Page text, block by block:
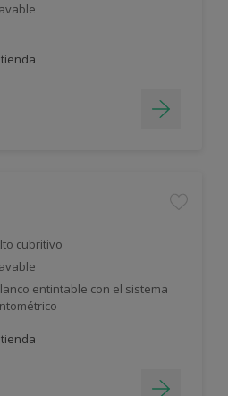
cubritivo
entintable con el sistema